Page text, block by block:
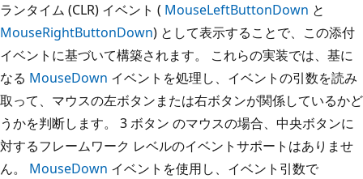
ランタイム (CLR) イベント ( MouseLeftButtonDown と
MouseRightButtonDown) として表示することで、この添付
イベントに基づいて構築されます。 これらの実装では、基に
なる MouseDown イベントを処理し、イベントの引数を読み
取って、マウスの左ボタンまたは右ボタンが関係しているかど
うかを判断します。 3 ボタン のマウスの場合、中央ボタンに
対するフレームワーク レベルのイベントサポートはありませ
ん。 MouseDown イベントを使用し、イベント引数で